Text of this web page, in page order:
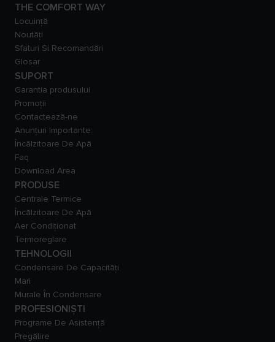
THE COMFORT WAY
Locuință
Noutăți
Sfaturi Si Recomandări
Glosar
SUPORT
Garantia produsului
Promoții
Contactează-ne
Anunțuri Importante:
Încălzitoare De Apă
Faq
Download Area
PRODUSE
Centrale Termice
Încălzitoare De Apă
Aer Condiționat
Termoreglare
TEHNOLOGII
Condensare De Capacităţi
Mari
Murale În Condensare
PROFESIONIȘTI
Programe De Asistență
Pregătire